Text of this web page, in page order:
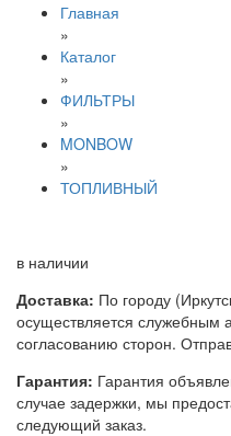
Главная
»
Каталог
»
ФИЛЬТРЫ
»
MONBOW
»
ТОПЛИВНЫЙ
в наличии
Доставка: По городу
осуществляется служебным
согласованию сторон.
Гарантия: Гарантия
случае задержки, мы
следующий заказ.